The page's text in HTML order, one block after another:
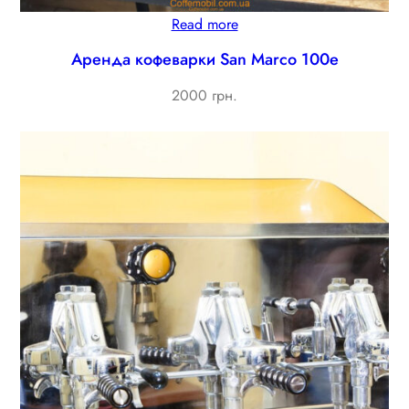
Read more
Аренда кофеварки San Marco 100e
2000 грн.